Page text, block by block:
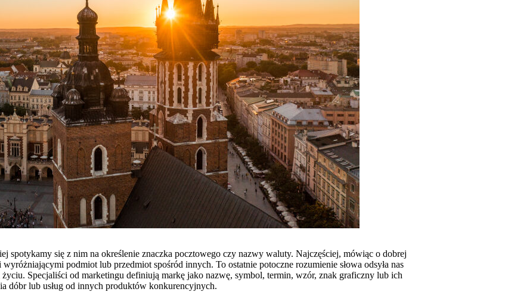
spotykamy się z nim na określenie znaczka pocztowego czy nazwy waluty. Najczęściej, mówiąc o dobrej
podmiot lub przedmiot spośród innych. To ostatnie potoczne rozumienie słowa odsyła nas
Specjaliści od marketingu definiują markę jako nazwę, symbol, termin, wzór, znak graficzny lub ich
dóbr lub usług od innych produktów konkurencyjnych.